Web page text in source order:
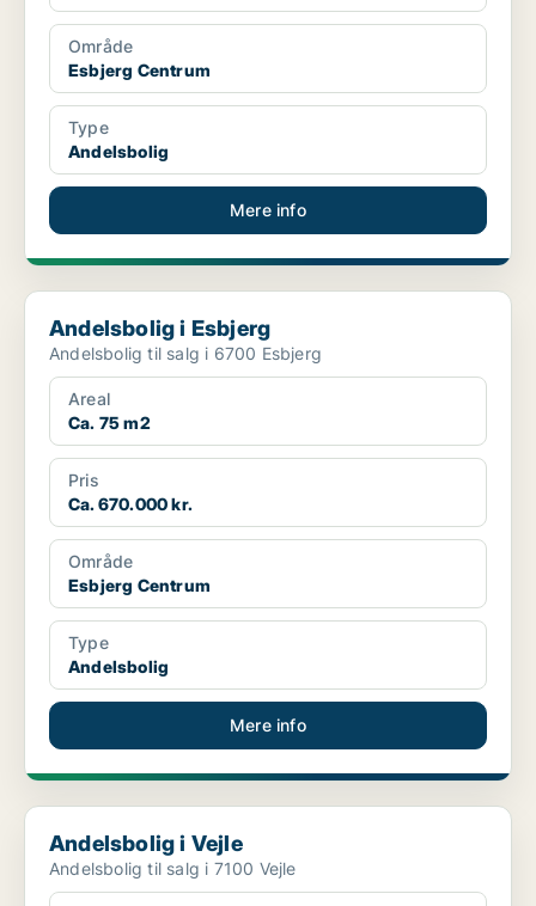
Område
Esbjerg Centrum
Type
Andelsbolig
Mere info
Andelsbolig i Esbjerg
Andelsbolig i Esbjerg
Andelsbolig til salg i 6700 Esbjerg
Areal
Ca. 75 m2
Pris
Ca. 670.000 kr.
Område
Esbjerg Centrum
Type
Andelsbolig
Mere info
Andelsbolig i Vejle
Andelsbolig i Vejle
Andelsbolig til salg i 7100 Vejle